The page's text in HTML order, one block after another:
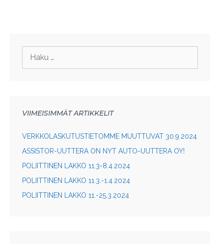
VIIMEISIMMÄT ARTIKKELIT
VERKKOLASKUTUSTIETOMME MUUTTUVAT 30.9.2024
ASSISTOR-UUTTERA ON NYT AUTO-UUTTERA OY!
POLIITTINEN LAKKO 11.3-8.4.2024
POLIITTINEN LAKKO 11.3.-1.4.2024
POLIITTINEN LAKKO 11.-25.3.2024